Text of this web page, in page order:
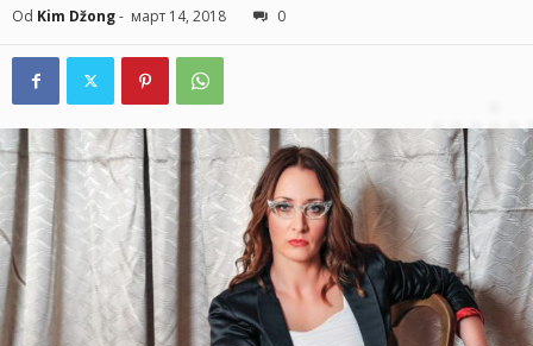
Od Kim Džong- март 14, 2018 0